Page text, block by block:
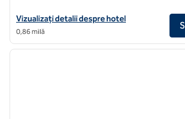
Vizualizați detaliile hotelului DoubleTree by
Vizualizați detalii despre hotel
0,86 milă
1 din 12